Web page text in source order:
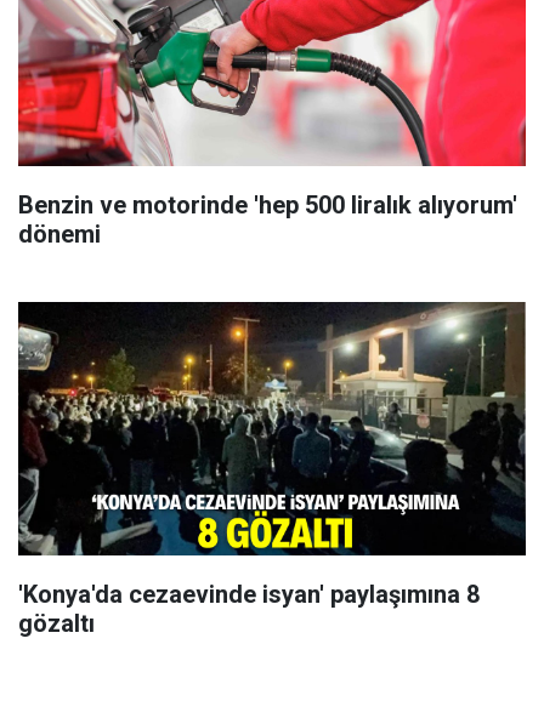
Benzin ve motorinde 'hep 500 liralık alıyorum'
dönemi
'Konya'da cezaevinde isyan' paylaşımına 8
gözaltı